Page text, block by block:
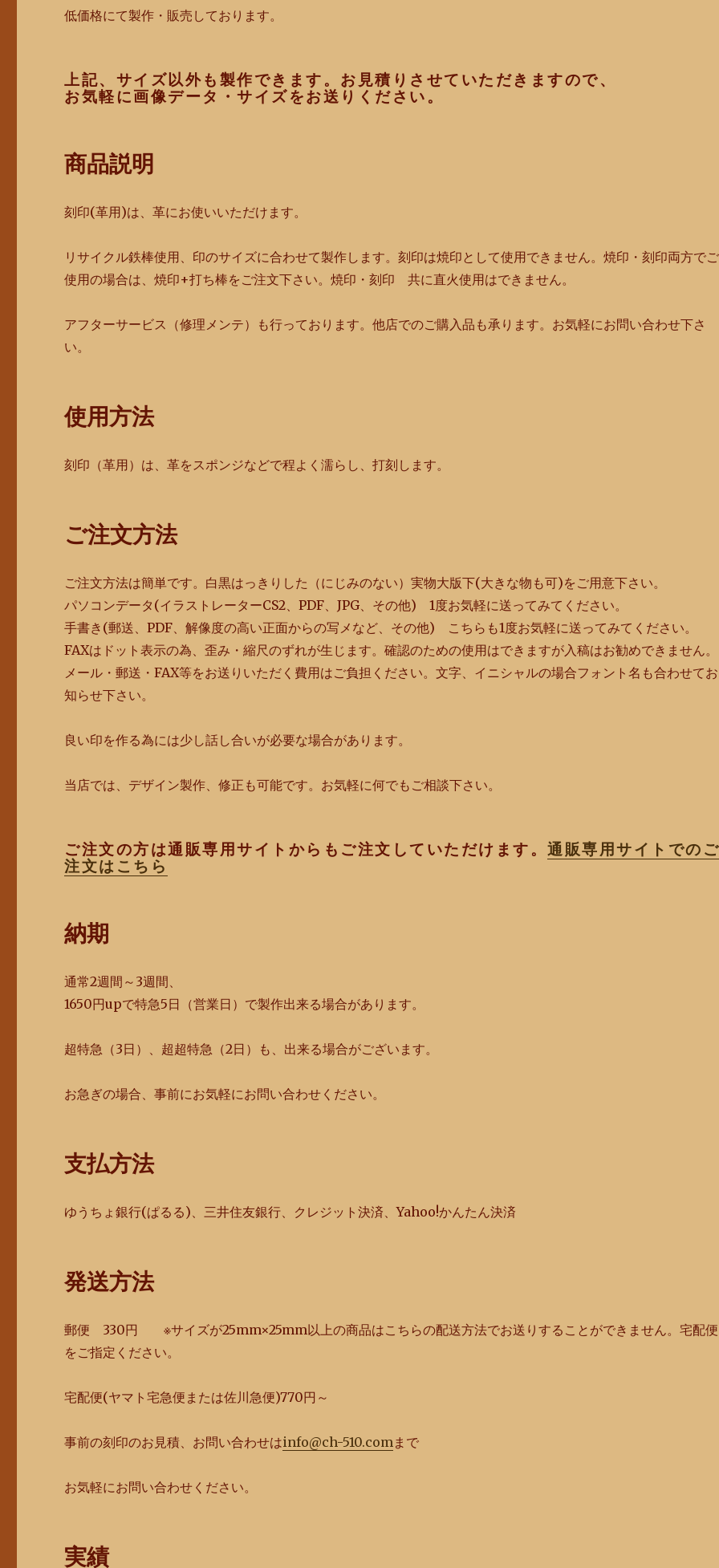
低価格にて製作・販売しております。
上記、サイズ以外も製作できます。お見積りさせていただきますので、
お気軽に画像データ・サイズをお送りください。
商品説明
刻印(革用)は、革にお使いいただけます。
リサイクル鉄棒使用、印のサイズに合わせて製作します。刻印は焼印として使用できません。焼印・刻印両方でご
使用の場合は、焼印+打ち棒をご注文下さい。焼印・刻印 共に直火使用はできません。
アフターサービス（修理メンテ）も行っております。他店でのご購入品も承ります。お気軽にお問い合わせ下さ
い。
使用方法
刻印（革用）は、革をスポンジなどで程よく濡らし、打刻します。
ご注文方法
ご注文方法は簡単です。白黒はっきりした（にじみのない）実物大版下(大きな物も可)をご用意下さい。
パソコンデータ(イラストレーターCS2、PDF、JPG、その他) 1度お気軽に送ってみてください。
手書き(郵送、PDF、解像度の高い正面からの写メなど、その他) こちらも1度お気軽に送ってみてください。
FAXはドット表示の為、歪み・縮尺のずれが生じます。確認のための使用はできますが入稿はお勧めできません。
メール・郵送・FAX等をお送りいただく費用はご負担ください。文字、イニシャルの場合フォント名も合わせてお
知らせ下さい。
良い印を作る為には少し話し合いが必要な場合があります。
当店では、デザイン製作、修正も可能です。お気軽に何でもご相談下さい。
ご注文の方は通販専用サイトからもご注文していただけます。通販専用サイトでの
注文はこちら
納期
通常2週間～3週間、
1650円upで特急5日（営業日）で製作出来る場合があります。
超特急（3日）、超超特急（2日）も、出来る場合がございます。
お急ぎの場合、事前にお気軽にお問い合わせください。
支払方法
ゆうちょ銀行(ぱるる)、三井住友銀行、クレジット決済、Yahoo!かんたん決済
発送方法
郵便 330円 ※サイズが25mm×25mm以上の商品はこちらの配送方法でお送りすることができません。宅配便
をご指定ください。
宅配便(ヤマト宅急便または佐川急便)770円～
事前の刻印のお見積、お問い合わせはinfo@ch-510.comまで
お気軽にお問い合わせください。
実績